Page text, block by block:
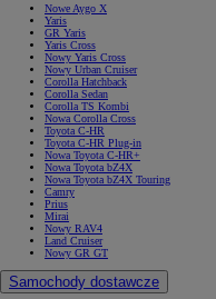
Nowe Aygo X
Yaris
GR Yaris
Yaris Cross
Nowy Yaris Cross
Nowy Urban Cruiser
Corolla Hatchback
Corolla Sedan
Corolla TS Kombi
Nowa Corolla Cross
Toyota C-HR
Toyota C-HR Plug-in
Nowa Toyota C-HR+
Nowa Toyota bZ4X
Nowa Toyota bZ4X Touring
Camry
Prius
Mirai
Nowy RAV4
Land Cruiser
Nowy GR GT
Samochody dostawcze